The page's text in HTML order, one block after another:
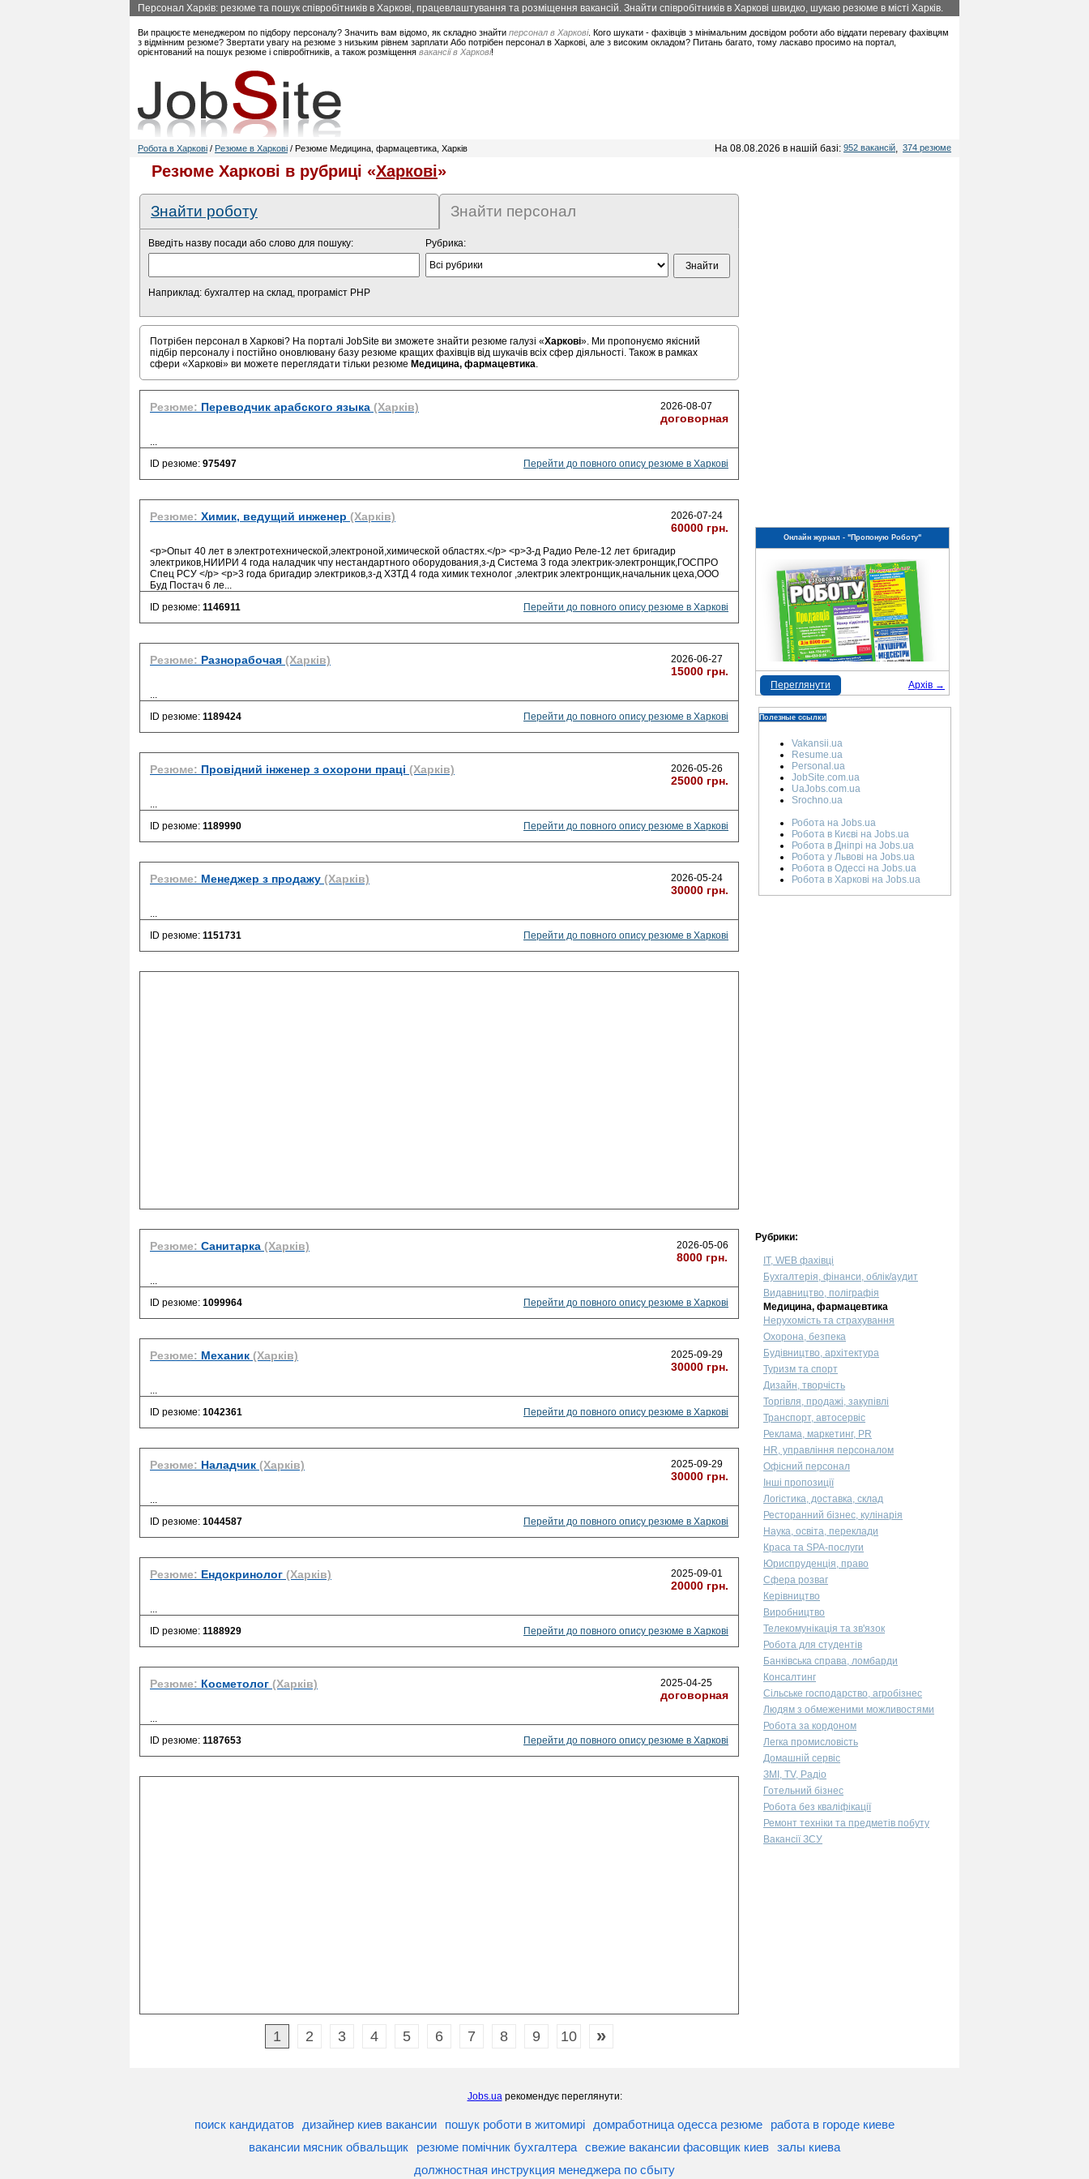
Персонал Харків: резюме та пошук співробітників в Харкові, працевлаштування та розміщення вакансій. Знайти співробітників в Харкові швидко, шукаю резюме в місті Харків.
Ви працюєте менеджером по підбору персоналу? Значить вам відомо, як складно знайти персонал в Харкові. Кого шукати - фахівців з мінімальним досвідом роботи або віддати перевагу фахівцям
з відмінним резюме? Звертати увагу на резюме з низьким рівнем зарплати Або потрібен персонал в Харкові, але з високим окладом? Питань багато, тому ласкаво просимо на портал,
орієнтований на пошук резюме і співробітників, а також розміщення вакансії в Харкові!
Робота в Харкові / Резюме в Харкові / Резюме Медицина, фармацевтика, Харків На 08.08.2026 в нашій базі: 952 вакансій, 374 резюме
Резюме Харкові в рубриці «Харкові»
Знайти роботу Знайти персонал
Введіть назву посади або слово для пошуку:
Наприклад: бухгалтер на склад, програміст PHP
Рубрика:
Потрібен персонал в Харкові? На порталі JobSite ви зможете знайти резюме галузі «Харкові». Ми пропонуємо якісний
підбір персоналу і постійно оновлювану базу резюме кращих фахівців від шукачів всіх сфер діяльності. Також в рамках
сфери «Харкові» ви можете переглядати тільки резюме Медицина, фармацевтика.
Резюме: Переводчик арабского языка (Харків) 2026-08-07
договорная
...
ID резюме: 975497 Перейти до повного опису резюме в Харкові
Резюме: Химик, ведущий инженер (Харків) 2026-07-24
60000 грн.
<p>Опыт 40 лет в электротехнической,электроной,химической областях.</p> <p>З-д Радио Реле-12 лет бригадир
электриков,НИИРИ 4 года наладчик чпу нестандартного оборудования,з-д Система 3 года электрик-электронщик,ГОСПРО
Спец РСУ </p> <p>3 года бригадир электриков,з-д ХЗТД 4 года химик технолог ,электрик электронщик,начальник цеха,ООО
Буд Постач 6 ле...
ID резюме: 1146911 Перейти до повного опису резюме в Харкові
Резюме: Разнорабочая (Харків) 2026-06-27
15000 грн.
...
ID резюме: 1189424 Перейти до повного опису резюме в Харкові
Резюме: Провідний інженер з охорони праці (Харків) 2026-05-26
25000 грн.
...
ID резюме: 1189990 Перейти до повного опису резюме в Харкові
Резюме: Менеджер з продажу (Харків) 2026-05-24
30000 грн.
...
ID резюме: 1151731 Перейти до повного опису резюме в Харкові
Резюме: Санитарка (Харків) 2026-05-06
8000 грн.
...
ID резюме: 1099964 Перейти до повного опису резюме в Харкові
Резюме: Механик (Харків) 2025-09-29
30000 грн.
...
ID резюме: 1042361 Перейти до повного опису резюме в Харкові
Резюме: Наладчик (Харків) 2025-09-29
30000 грн.
...
ID резюме: 1044587 Перейти до повного опису резюме в Харкові
Резюме: Ендокринолог (Харків) 2025-09-01
20000 грн.
...
ID резюме: 1188929 Перейти до повного опису резюме в Харкові
Резюме: Косметолог (Харків) 2025-04-25
договорная
...
ID резюме: 1187653 Перейти до повного опису резюме в Харкові
1 2 3 4 5 6 7 8 9 10 »
Онлайн журнал - "Пропоную Роботу"
Архів →
Переглянути
Полезные ссылки
Vakansii.ua
Resume.ua
Personal.ua
JobSite.com.ua
UaJobs.com.ua
Srochno.ua
Робота на Jobs.ua
Робота в Києві на Jobs.ua
Робота в Дніпрі на Jobs.ua
Робота у Львові на Jobs.ua
Робота в Одессі на Jobs.ua
Робота в Харкові на Jobs.ua
Рубрики:
IT, WEB фахівці
Бухгалтерія, фінанси, облік/аудит
Видавництво, поліграфія
Медицина, фармацевтика
Нерухомість та страхування
Охорона, безпека
Будівництво, архітектура
Туризм та спорт
Дизайн, творчість
Торгівля, продажі, закупівлі
Транспорт, автосервіс
Реклама, маркетинг, PR
HR, управління персоналом
Офісний персонал
Інші пропозиції
Логістика, доставка, склад
Ресторанний бізнес, кулінарія
Наука, освіта, переклади
Краса та SPA-послуги
Юриспруденція, право
Сфера розваг
Керівництво
Виробництво
Телекомунікація та зв'язок
Робота для студентів
Банківська справа, ломбарди
Консалтинг
Сільське господарство, агробізнес
Людям з обмеженими можливостями
Робота за кордоном
Легка промисловість
Домашній сервіс
ЗМІ, TV, Радіо
Готельний бізнес
Робота без кваліфікації
Ремонт техніки та предметів побуту
Вакансії ЗСУ
Jobs.uaрекомендує переглянути:
поиск кандидатов дизайнер киев вакансии пошук роботи в житомирі домработница одесса резюме
работа в городе киеве
вакансии мясник обвальщик
резюме помічник бухгалтера свежие вакансии фасовщик киев залы киева
должностная инструкция менеджера по сбыту